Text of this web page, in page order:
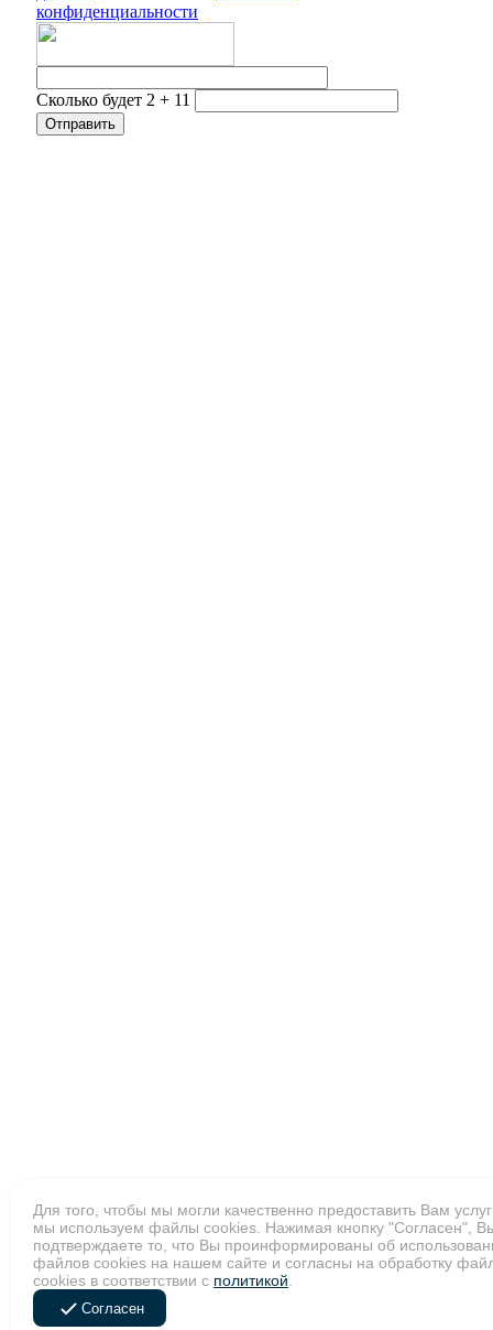
конфиденциальности
Сколько будет 2 + 11
Для того, чтобы мы могли качественно предоставить Вам
мы используем файлы cookies. Нажимая кнопку "Согласен",
подтверждаете то, что Вы проинформированы об
файлов cookies на нашем сайте и согласны на обработку
cookies в соответствии с политикой
Согласен